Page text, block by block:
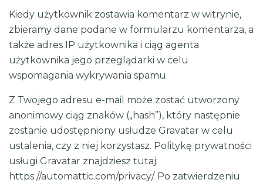
Kiedy użytkownik zostawia komentarz w witrynie,
zbieramy dane podane w formularzu komentarza, a
także adres IP użytkownika i ciąg agenta
użytkownika jego przeglądarki w celu
wspomagania wykrywania spamu.
Z Twojego adresu e-mail może zostać utworzony
anonimowy ciąg znaków („hash”), który następnie
zostanie udostępniony usłudze Gravatar w celu
ustalenia, czy z niej korzystasz. Politykę prywatności
usługi Gravatar znajdziesz tutaj:
https://automattic.com/privacy/. Po zatwierdzeniu